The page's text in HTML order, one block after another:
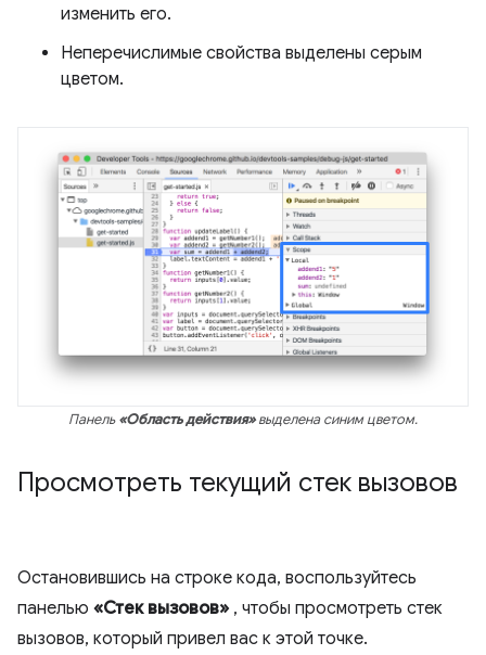
изменить его.
Неперечислимые свойства выделены серым
цветом.
Панель«Область действия»выделена синим цветом.
Просмотреть текущий стек вызовов
Остановившись на строке кода, воспользуйтесь
панелью «Стек вызовов» , чтобы просмотреть стек
вызовов, который привел вас к этой точке.